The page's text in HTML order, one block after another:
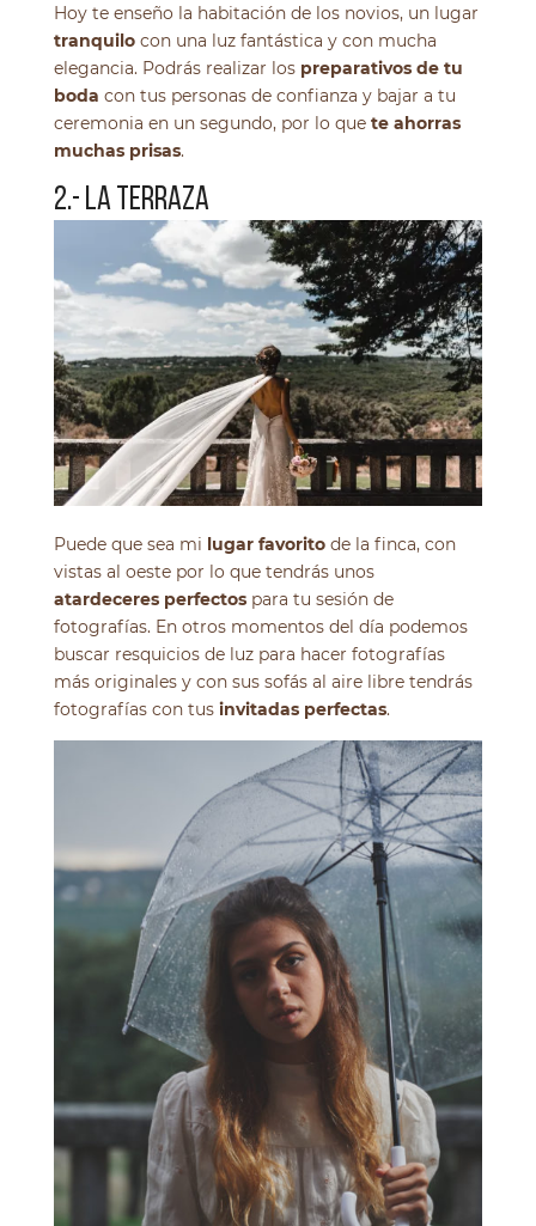
Hoy te enseño la habitación de los novios, un lugar
tranquilocon una luz fantástica y con mucha
elegancia. Podrás realizar los preparativos de tu
boda con tus personas de confianza y bajar a tu
ceremonia en un segundo, por lo quete ahorras
muchas prisas.
2.- LA TERRAZA
Puede que sea mi lugar favoritode la finca, con
vistas al oeste por lo que tendrás unos
atardeceres perfectospara tu sesión de
fotografías. En otros momentos del día podemos
buscar resquicios de luz para hacer fotografías
más originales y con sus sofás al aire libre tendrás
fotografías con tus invitadas perfectas.